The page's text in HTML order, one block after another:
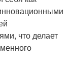
что делает